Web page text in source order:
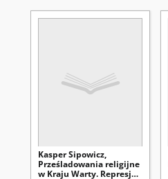
Kasper Sipowicz,
Prześladowania religijne
w Kraju Warty. Represje